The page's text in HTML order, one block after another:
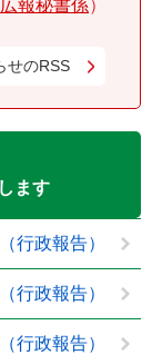
広報秘書係
せのRSS
ます
行政報告）
行政報告）
行政報告）